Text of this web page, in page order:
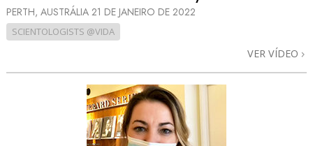
PERTH, AUSTRÁLIA 21 DE JANEIRO DE 2022
SCIENTOLOGISTS @VIDA
VER VÍDEO